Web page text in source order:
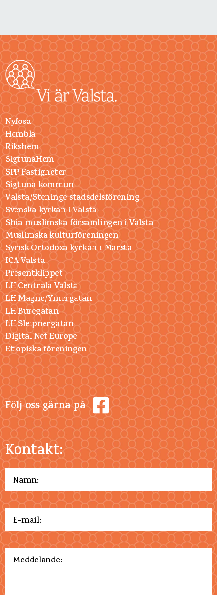
Nyfosa
Hembla
Rikshem
SigtunaHem
SPP Fastigheter
Sigtuna kommun
Valsta/Steninge stadsdelsförening
Svenska kyrkan i Valsta
Shia muslimska församlingen i Valsta
Muslimska kulturföreningen
Syrisk Ortodoxa kyrkan i Märsta
ICA Valsta
Presentklippet
LH Centrala Valsta
LH Magne/Ymergatan
LH Buregatan
LH Sleipnergatan
Digital Net Europe
Etiopiska föreningen
Följ oss gärna på
Kontakt: